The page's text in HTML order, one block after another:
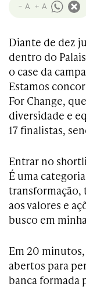
- A + A
Diante de dez
dentro do
o case da
Estamos
For Change,
diversidade e
17 finalistas,
Entrar no
É uma
transformação,
aos valores e
busco em
Em 20
abertos para
banca formada